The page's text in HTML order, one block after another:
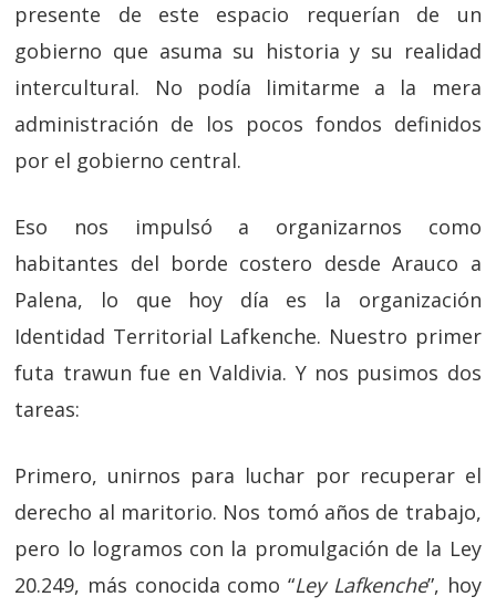
presente de este espacio requerían de un
gobierno que asuma su historia y su realidad
intercultural. No podía limitarme a la mera
administración de los pocos fondos definidos
por el gobierno central.
Eso nos impulsó a organizarnos como
habitantes del borde costero desde Arauco a
Palena, lo que hoy día es la organización
Identidad Territorial Lafkenche. Nuestro primer
futa trawun fue en Valdivia. Y nos pusimos dos
tareas:
Primero, unirnos para luchar por recuperar el
derecho al maritorio. Nos tomó años de trabajo,
pero lo logramos con la promulgación de la Ley
20.249, más conocida como “Ley Lafkenche”, hoy